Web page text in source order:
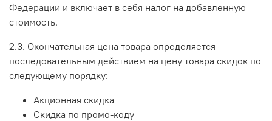
Федерации и включает в себя налог на добавленную
стоимость.
2.3. Окончательная цена товара определяется
последовательным действием на цену товара скидок по
следующему порядку:
Акционная скидка
Скидка по промо-коду